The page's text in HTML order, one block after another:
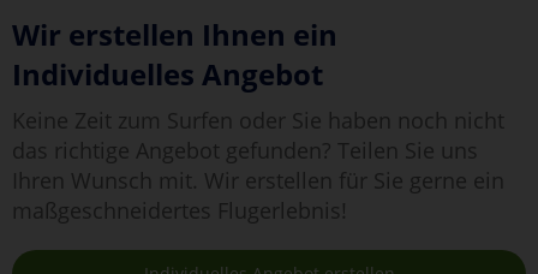
Wir erstellen Ihnen ein
Individuelles Angebot
Keine Zeit zum Surfen oder Sie haben noch nicht
das richtige Angebot gefunden? Teilen Sie uns
Ihren Wunsch mit. Wir erstellen für Sie gerne ein
maßgeschneidertes Flugerlebnis!